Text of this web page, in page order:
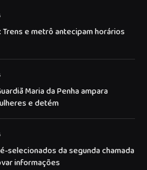
Trens e metrô antecipam horários
Maria da Penha ampara
e detém
selecionados da segunda chamada
informações